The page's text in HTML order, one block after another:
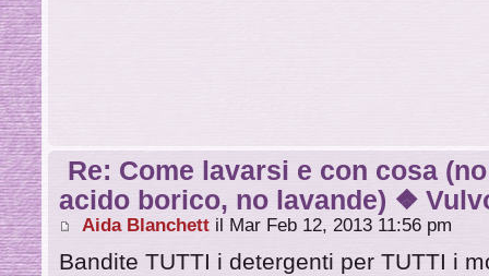
Re: Come lavarsi e con cosa
acido borico, no lavande) ❖
Aida Blanchett il Mar Feb 12, 2013 11:56 pm
Bandite TUTTI i detergenti per TUTTI i